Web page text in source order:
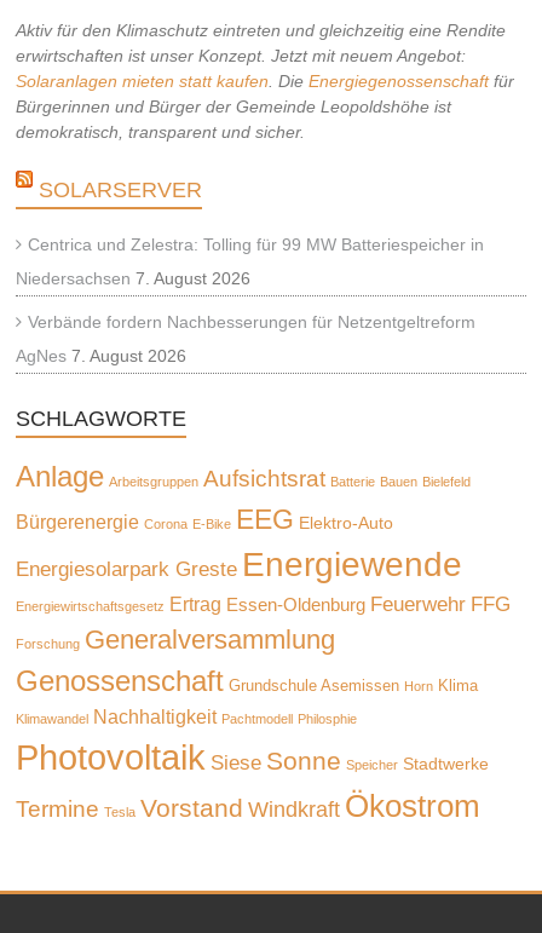
Aktiv für den Klimaschutz eintreten und gleichzeitig eine Rendite
erwirtschaften ist unser Konzept. Jetzt mit neuem Angebot:
Solaranlagen mieten statt kaufen . DieEnergiegenossenschaftfür
Bürgerinnen und Bürger der Gemeinde Leopoldshöhe ist
demokratisch, transparent und sicher.
SOLARSERVER
Centrica und Zelestra: Tolling für 99 MW Batteriespeicher in
Niedersachsen 7. August 2026
Verbände fordern Nachbesserungen für Netzentgeltreform
AgNes 7. August 2026
SCHLAGWORTE
Anlage Arbeitsgruppen Aufsichtsrat Batterie Bauen Bielefeld
Bürgerenergie Corona E-Bike EEG Elektro-Auto
Energiesolarpark Greste Energiewende
Energiewirtschaftsgesetz Ertrag Essen-Oldenburg Feuerwehr FFG
Forschung Generalversammlung
Genossenschaft Grundschule Asemissen Horn Klima
Klimawandel Nachhaltigkeit Pachtmodell Philosphie
Photovoltaik Siese Sonne Speicher Stadtwerke
Termine Tesla Vorstand Windkraft Ökostrom